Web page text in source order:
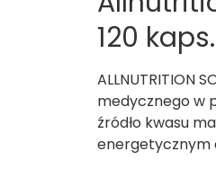
120 kaps.
ALLNUTRITION
medycznego w
źródło kwasu
energetycznym